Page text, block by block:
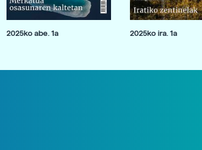
2025ko abe. 1a 2025ko ira. 1a